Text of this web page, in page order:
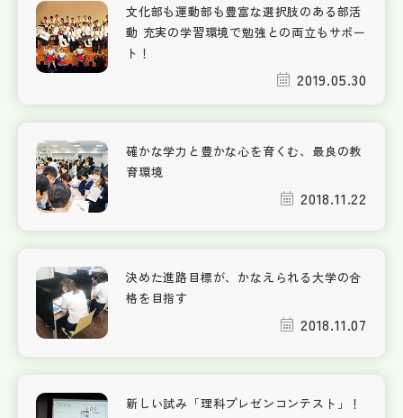
文化部も運動部も豊富な選択肢のある部活
動 充実の学習環境で勉強との両立もサポー
ト！
2019.05.30
確かな学力と豊かな心を育くむ、最良の教
育環境
2018.11.22
決めた進路目標が、かなえられる大学の合
格を目指す
2018.11.07
新しい試み「理科プレゼンコンテスト」！